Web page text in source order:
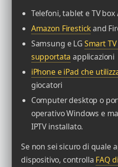
Telefoni, tablet e TV
Amazon Firestickand
Samsung e LGSmart
supportata applicazioni
iPhone e iPad che
giocatori
Computer desktop o
operativo Windows e
IPTV installato.
Se non sei sicuro di quale
dispositivo, controlla FAQ